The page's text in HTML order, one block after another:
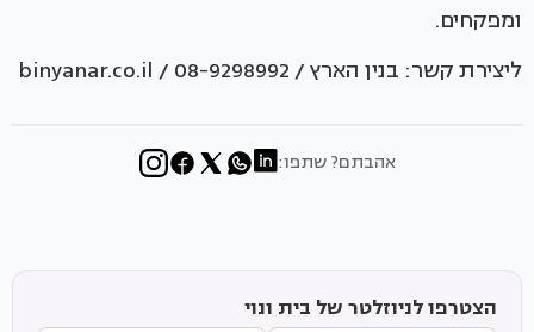
ומפקחים.
ליצירת קשר: בנין הארץ / 08-9298992 / binyanar.co.il
אהבתם? שתפו:
הצטרפו לניוזלטר של בית ונוי